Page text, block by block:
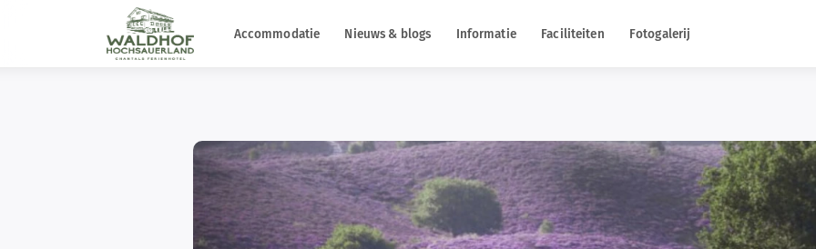
Accommodatie Nieuws & blogs Informatie Faciliteiten Fotogalerij